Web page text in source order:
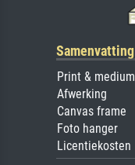
Samenvatting
Print & medium
Afwerking
Canvas frame
Foto hanger
Licentiekosten